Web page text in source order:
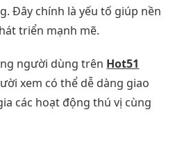
Đây chính là yếu tố giúp nền
triển mạnh mẽ.
người dùng trên Hot51
xem có thể dễ dàng giao
các hoạt động thú vị cùng